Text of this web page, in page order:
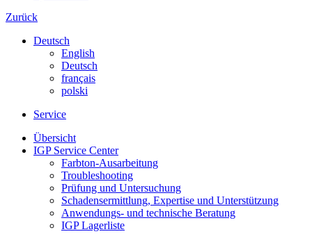
Zurück
Deutsch
English
Deutsch
français
polski
Service
Übersicht
IGP Service Center
Farbton-Ausarbeitung
Troubleshooting
Prüfung und Untersuchung
Schadensermittlung, Expertise und Unterstützung
Anwendungs- und technische Beratung
IGP Lagerliste